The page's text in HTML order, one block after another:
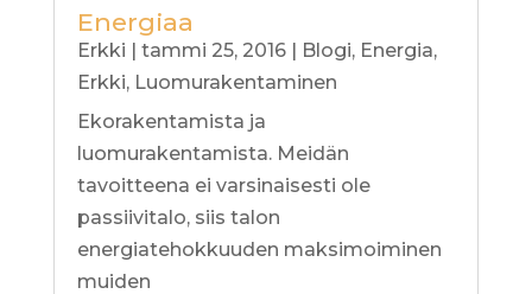
Energiaa
Erkki | tammi 25, 2016| Blogi, Energia,
Erkki, Luomurakentaminen
Ekorakentamista ja
luomurakentamista. Meidän
tavoitteena ei varsinaisesti ole
passiivitalo, siis talon
energiatehokkuuden maksimoiminen
muiden